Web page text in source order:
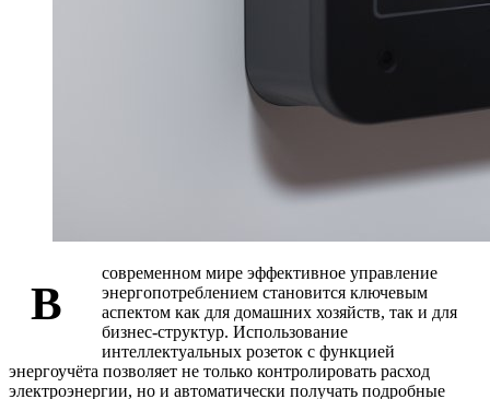
В
современном мире эффективное управление
энергопотреблением становится ключевым
аспектом как для домашних хозяйств, так и для
бизнес-структур. Использование
интеллектуальных розеток с функцией
энергоучёта позволяет не только контролировать расход
электроэнергии, но и автоматически получать подробные